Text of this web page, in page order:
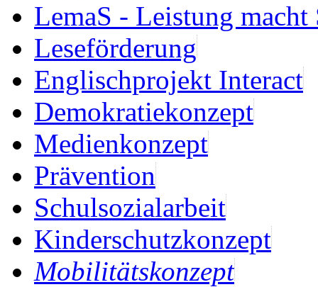
LemaS - Leistung macht
Leseförderung
Englischprojekt Interact
Demokratiekonzept
Medienkonzept
Prävention
Schulsozialarbeit
Kinderschutzkonzept
Mobilitätskonzept